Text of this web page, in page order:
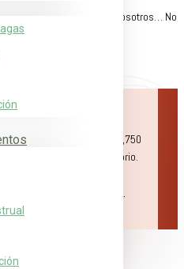
todo lo que hicieron por nosotros… No
nació el 16 de mayo, con 3,750
con la atención del laboratorio.
y Gianna Milena.